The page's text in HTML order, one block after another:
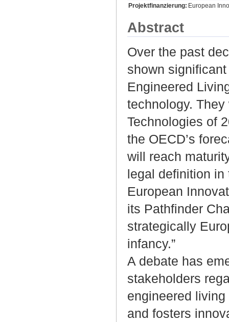
Projektfinanzierung: European
Abstract
Over the past
shown
Engineered
technology.
Technologies of
the OECD’s
will reach
legal definition in
European
its Pathfinder
strategically
infancy.”
A debate has
stakeholders
engineered
and fosters